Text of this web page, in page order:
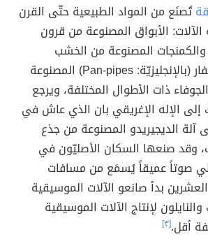
تُصنَع من المواد الطبيعية حتّى القرن
الأبواق المصنوعة من قرون
والكمنجات المصنوعة من الخشب
المحفور، وآلة المصفار (بالإنجليزيّة: Pan-pipes) المصنوعة
ذات الأطوال المختلفة، ويرجع
الإله الإغريقي بان الذي عاش في
آلة الديجيريدو المصنوعة من جذع
وقد صنعها السكان الأصليّون في
صوتاً عميقاً يُسمَع من مسافات
بدأ صانعو الآلات الموسيقية
لإنتاج الآلات الموسيقية
أقل.[٣]